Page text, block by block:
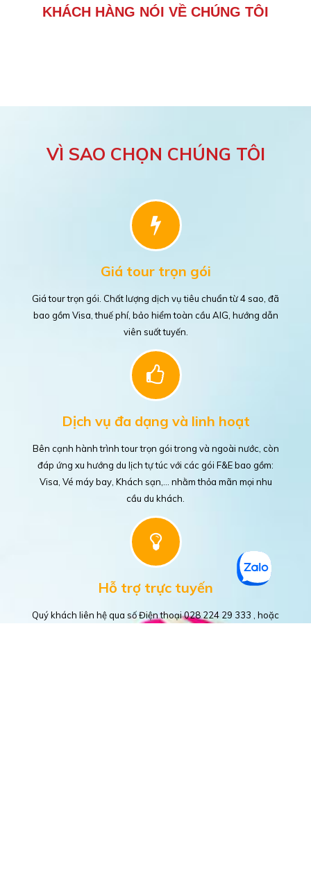
KHÁCH HÀNG NÓI VỀ CHÚNG TÔI
VÌ SAO CHỌN CHÚNG TÔI
Giá tour trọn gói
Giá tour trọn gói. Chất lượng dịch vụ tiêu chuẩn từ 4 sao, đã
bao gồm Visa, thuế phí, bảo hiểm toàn cầu AIG, hướng dẫn
viên suốt tuyến.
Dịch vụ đa dạng và linh hoạt
Bên cạnh hành trình tour trọn gói trong và ngoài nước, còn
đáp ứng xu hướng du lịch tự túc với các gói F&E bao gồm:
Visa, Vé máy bay, Khách sạn,... nhằm thỏa mãn mọi nhu
cầu du khách.
Hỗ trợ trực tuyến
Quý khách liên hệ qua số Điện thoại 028 224 29 333 , hoặc